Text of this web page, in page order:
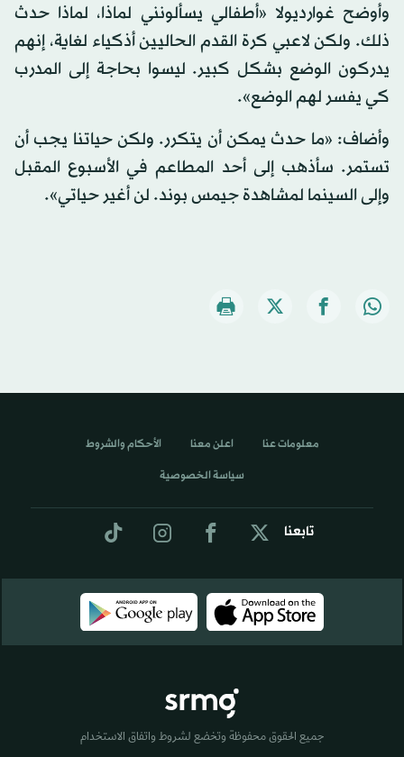
وأوضح غوارديولا «أطفالي يسألونني لماذا، لماذا حدث
ذلك. ولكن لاعبي كرة القدم الحاليين أذكياء لغاية، إنهم
يدركون الوضع بشكل كبير. ليسوا بحاجة إلى المدرب
كي يفسر لهم الوضع».
وأضاف: «ما حدث يمكن أن يتكرر. ولكن حياتنا يجب أن
تستمر. سأذهب إلى أحد المطاعم في الأسبوع المقبل
وإلى السينما لمشاهدة جيمس بوند. لن أغير حياتي».
تابعنا
معلومات عنا اعلن معنا الأحكام والشروط
سياسة الخصوصية
جميع الحقوق محفوظة وتخضع لشروط واتفاق الاستخدام